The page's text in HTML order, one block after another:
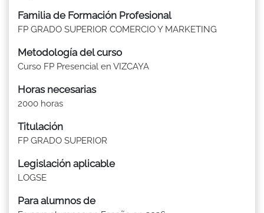
Familia de Formación Profesional
FP GRADO SUPERIOR COMERCIO Y MARKETING
Metodología del curso
Curso FP Presencial en VIZCAYA
Horas necesarias
2000 horas
Titulación
FP GRADO SUPERIOR
Legislación aplicable
LOGSE
Para alumnos de